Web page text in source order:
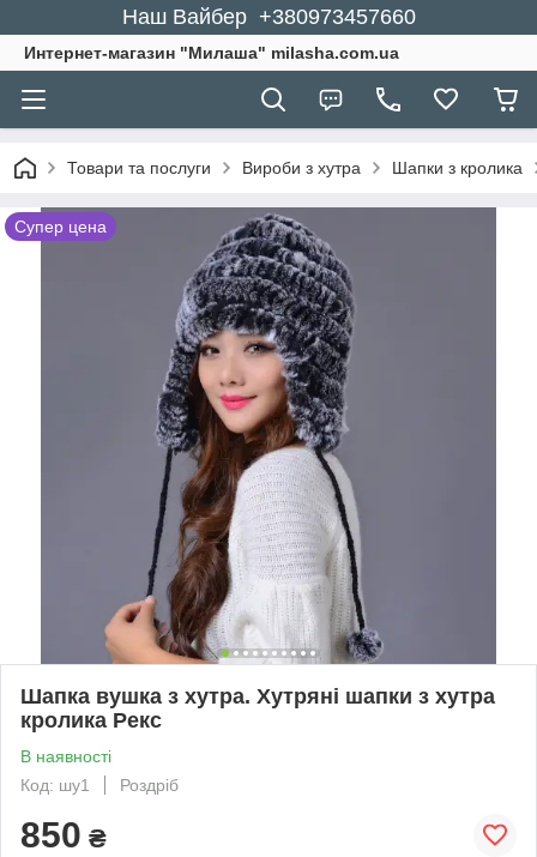
Наш Вайбер +380973457660
Интернет-магазин "Милаша" milasha.com.ua
Товари та послуги Вироби з хутра Шапки з кролика
Супер цена
Шапка вушка з хутра. Хутряні шапки з хутра
кролика Рекс
В наявності
Код: шу1
Роздріб
850 ₴